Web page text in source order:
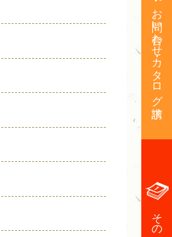
お問い合わせ・カタログ請求
その他来店予約